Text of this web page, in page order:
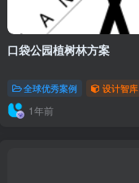
口袋公园植树林方案
全球优秀案例 设计智库
1年前